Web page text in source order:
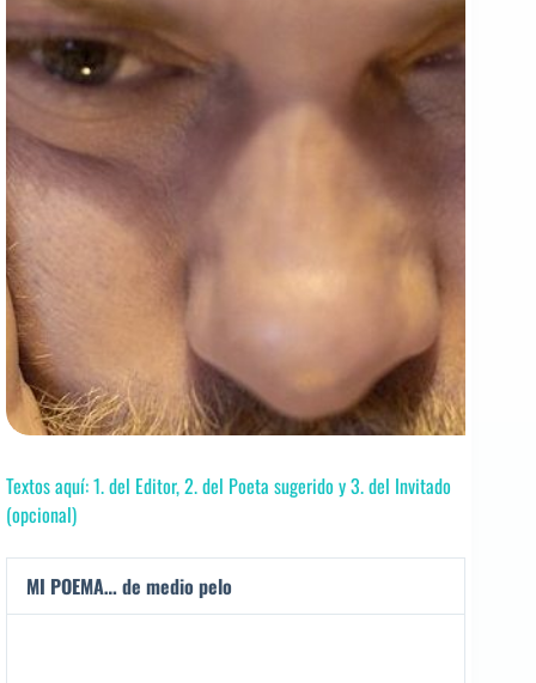
Textos aquí: 1. del Editor, 2. del Poeta sugerido y 3. del Invitado
(opcional)
MI POEMA… de medio pelo